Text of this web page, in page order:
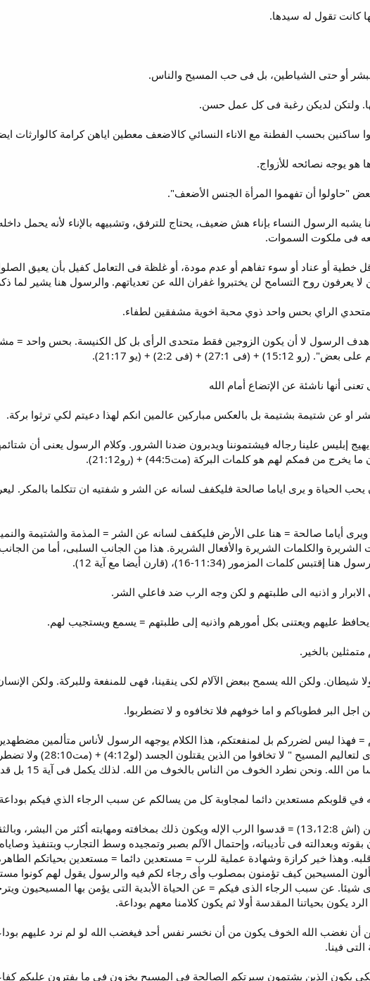
لها. ولتكن لديكن رغبة فى كل عمل حسن.
هو يوجه نصائحه للأزواج.
"حاولوا أن تفهموا المرأة الجنس الأضعف".
يشبه الرسول النساء بإناء هش ضعيف، يحتاج للترفق، وتشبيهه بالإناء لأنه يحمل
فى ملكوت السموات.
خطية أو عناد أو سوء تفاهم أو عدم مودة، أو غلظة فى التعامل كفيل بأن يعيق
لا يعرفون روح التسامح لن يختبروا غفران الله عن تعدياتهم. والرسول هنا يشير لما ذكره
الرسول لا أن يكون الزوجين فقط متحدى الرأى بل كل الكنيسة. بحس واحد =
27:1) + (فى 2:2) + (يو 21:17).
أنها ناشئة عن الإتضاع أمام الله
إبليس علينا رجاله فيشتموننا ويدبرون ضدنا الشرور. وكلام الرسول يعنى أن
من فمكم لهم هو كلمات البركة (مت44:5) + (رو21:12).
اراد ان يحب الحياة و يرى اياما صالحة فليكفف لسانه عن الشر و شفتيه ان تتكلما
ويرى أياما صالحة = هنا على الأرض فليكفف لسانه عن الشر = المذمة والشتيمة
والكلمات الشريرة والأفعال الشريرة. هذا من الجانب السلبى، أما من
كلمات المزمور (11:34-16)، (قارن أيضا مع آية 12).
عليهم ويعتنى بكل أمورهم واذنيه إلى طلبتهم = يسمع ويستجيب لهم.
شيطان. ولكن الله يسمح ببعض الآلام لكى ينقينا، فهى للمنفعة وللبركة. ولكن
= فهذا ليس لضرركم بل لمنفعتكم، هذا الكلام يوجهه الرسول لأناس متألمين
ونحن نطرد الخوف من الناس بالخوف من الله. لذلك يكمل فى آية 15 بل قدسوا الرب الإله.
إقتبس الرسول هذا القول من (اش 13،12:8) = قدسوا الرب الإله ويكون ذلك بمخافته ومهابته
بقوته وبعدالته فى تأديباته، وإحتمال الآلم بصبر وتمجيده وسط التجارب وبتنفيذ
وهذا خير كرازة وشهادة عملية للرب = مستعدين دائما = مستعدين بحياتكم
المسيحين كيف تؤمنون بمصلوب وأى رجاء لكم فيه والرسول يقول لهم كونوا
عن سبب الرجاء الذى فيكم = عن الحياة الأبدية التى يؤمن بها المسيحيون
يكون بحياتنا المقدسة أولا ثم يكون كلامنا معهم بوداعة.
نغضب الله الخوف يكون من أن نخسر نفس أحد فيغضب الله لو لم نرد عليهم
فينا.